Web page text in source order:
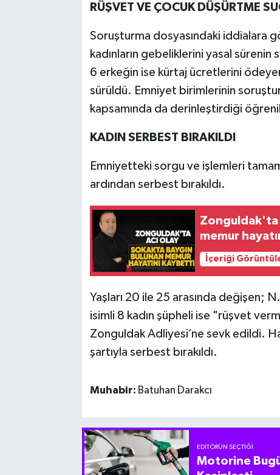
RÜŞVET VE ÇOCUK DÜŞÜRTME
Soruşturma dosyasındaki iddialara
kadınların gebeliklerini yasal sürenin
6 erkeğin ise kürtaj ücretlerini
sürüldü. Emniyet birimlerinin
kapsamında da derinleştirdiği
KADIN SERBEST BIRAKILDI
Emniyetteki sorgu ve işlemleri
ardından serbest bırakıldı.
Zonguldak'ta acı olay: Sokakta baygın bulunan
memur
İçeriği
Yaşları 20 ile 25 arasında değişen;
isimli 8 kadın şüpheli ise "rüşvet
Zonguldak Adliyesi’ne sevk edildi.
şartıyla serbest bırakıldı.
Muhabir: Batuhan Darakcı
EDITÖRÜN SEÇTIĞI
Motorine